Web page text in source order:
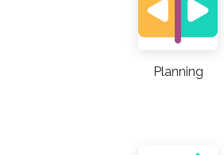
Planning